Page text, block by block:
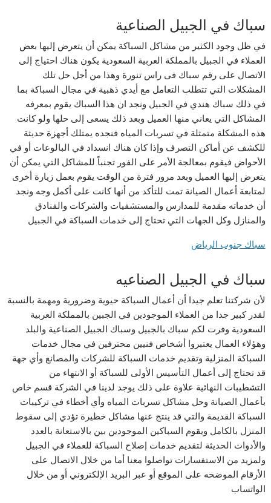
سباك في الجبيل الصناعية
في ظل وجود الكثير من مشاكل السباكة يمكن أن يتعرض إليها بعض
العملاء في الجبيل بالمملكة العربية السعودية يكون هناك احتياج إلى
الاتصال على رقم سباك فى راس تنورة وهذا من أجل حل تلك
المشكلات التي تتطلب التعامل مع أيدي ذهبية في مجال السباكة بما
في ذلك سباك هندي في الجبيل ونجد ان هذا السباك يقوم بمعرفه
المشاكل التي يعاني منها العميل وبعد ذلك يسعى إلى حلها ولو كانت
هذه المشكلة متمثلة في تسربات المياه فنجده يمتلك أجهزة حديثة
للكشف عن أماكن التصرف وإذا كان هناك انسداد في البالوعات أو في
الأحواض فيقوم بمعالجة الأمر على الفور تجنباً للمشاكل التي يمكن أن
يتعرض إليها العميل وبعد مرور فترة من الوقت يقوم بعمل زيارة أخرى
لمتابعة أعمال الصيانة تمت للتأكد من أنها كانت على أكمل وجه ونجد
أن خدماته مقدمة للمدارس والمستشفيات والشركات والفنادق
والمنازل وكل الجهات التي تحتاج إلى خدمات السباكة في الجبيل
سباك جنوب الرياض
سباك في الجبيل الصناعيه
لأن شركتنا تعلم جيدا أن أعمال السباكة حيوية وضرورية ومهمة بالنسبة
لقدر كبير جدا من العملاء الموجودين في الجبين بالمملكة العربية
السعودية وفرت لكم سباك بالجبيل وسباك الجبيل الصناعية والبلد
وهؤلاء العمال يعتبروا أشخاص فنيين محترفين في مجال خدمات
السباكة المنزلية وتقديم خدمات السباكة للشركات والمصانع وأي جهة
قد تحتاج إلى أعمال التأسيس الأولى للسباكة أو الانتهاء من
التشطيبات النهائية علاوة على ذلك يوجد لدينا في الشركة قسم خاص
بأعمال الصيانة وحل مشاكل تسربات المياه وأي أخطاء في تركيبات
السباكة القديمة والتي قد ينتج عنها مشاكل خطيرة تؤدي إلى سقوط
المنزل بالكامل ويقوم السباكين الموجودين بين بالاستعانة بالعدد
والأدوات الحديثة لتقديم خدمات إصلاح السباكة للعملاء في الجبيل
ولمزيد من الاستفسارات تواصلوا معنا أما من خلال الاتصال على
الأرقام الموضحه على الموقع أو عبر البريد الإلكتروني أو من خلال
الواتساب